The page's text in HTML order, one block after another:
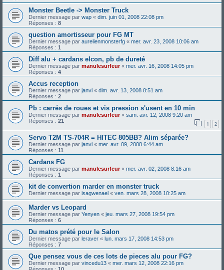
Monster Beetle -> Monster Truck
Dernier message par wap « dim. juin 01, 2008 22:08 pm
Réponses : 8
question amortisseur pour FG MT
Dernier message par aurelienmonsterfg « mer. avr. 23, 2008 10:06 am
Réponses : 1
Diff alu + cardans elcon, pb de dureté
Dernier message par manulesurfeur« mer. avr. 16, 2008 14:05 pm
Réponses : 4
Accus reception
Dernier message par janvi « dim. avr. 13, 2008 8:51 am
Réponses : 2
Pb : carrés de roues et vis pression s'usent en 10 min
Dernier message par manulesurfeur« sam. avr. 12, 2008 9:20 am
Réponses : 21 1 2
Servo T2M TS-704R = HITEC 805BB? Alim séparée?
Dernier message par janvi « mer. avr. 09, 2008 6:44 am
Réponses : 11
Cardans FG
Dernier message par manulesurfeur« mer. avr. 02, 2008 8:16 am
Réponses : 1
kit de convertion marder en monster truck
Dernier message par isagwenael « ven. mars 28, 2008 10:25 am
Marder vs Leopard
Dernier message par Yenyen « jeu. mars 27, 2008 19:54 pm
Réponses : 6
Du matos prété pour le Salon
Dernier message par leraver « lun. mars 17, 2008 14:53 pm
Réponses : 7
Que pensez vous de ces lots de pieces alu pour FG?
Dernier message par vincedu13 « mer. mars 12, 2008 22:16 pm